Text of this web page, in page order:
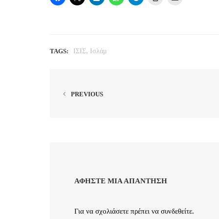
TAGS: ΙΣΙΣ, Ισλάμ
PREVIOUS
ΑΦΉΣΤΕ ΜΙΑ ΑΠΆΝΤΗΣΗ
Για να σχολιάσετε πρέπει να συνδεθείτε.